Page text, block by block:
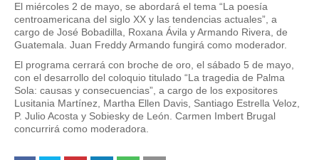
El miércoles 2 de mayo, se abordará el tema “La poesía
centroamericana del siglo XX y las tendencias actuales”, a
cargo de José Bobadilla, Roxana Ávila y Armando Rivera, de
Guatemala. Juan Freddy Armando fungirá como moderador.
El programa cerrará con broche de oro, el sábado 5 de mayo,
con el desarrollo del coloquio titulado “La tragedia de Palma
Sola: causas y consecuencias”, a cargo de los expositores
Lusitania Martínez, Martha Ellen Davis, Santiago Estrella Veloz,
P. Julio Acosta y Sobiesky de León. Carmen Imbert Brugal
concurrirá como moderadora.